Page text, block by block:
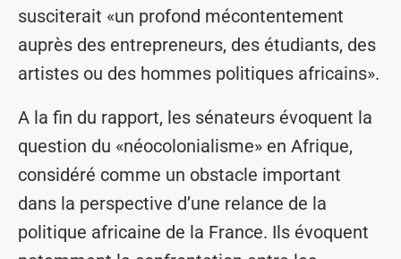
susciterait «un profond mécontentement
auprès des entrepreneurs, des étudiants, des
artistes ou des hommes politiques africains».
A la fin du rapport, les sénateurs évoquent la
question du «néocolonialisme» en Afrique,
considéré comme un obstacle important
dans la perspective d’une relance de la
politique africaine de la France. Ils évoquent